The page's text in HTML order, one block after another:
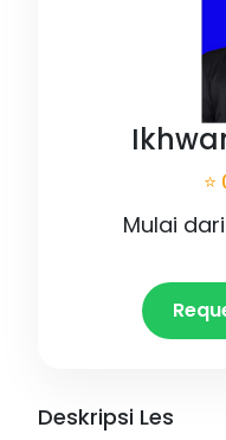
⭐
Mulai dari
Deskripsi Les